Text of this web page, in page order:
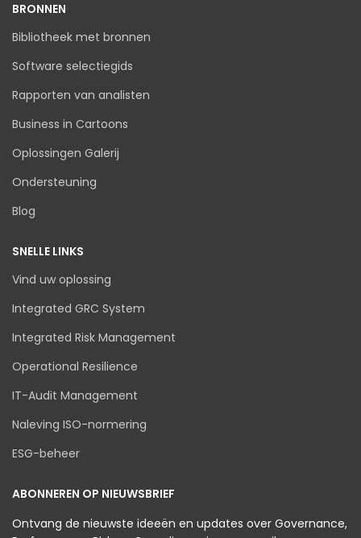
BRONNEN
Bibliotheek met bronnen
Software selectiegids
Rapporten van analisten
Business in Cartoons
Oplossingen Galerij
Ondersteuning
Blog
SNELLE LINKS
Vind uw oplossing
Integrated GRC System
Integrated Risk Management
Operational Resilience
IT-Audit Management
Naleving ISO-normering
ESG-beheer
ABONNEREN OP NIEUWSBRIEF
Ontvang de nieuwste ideeën en updates over Governance,